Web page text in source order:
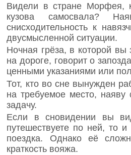
Видели в стране Морфея,
кузова самосвала?
снисходительность к
двусмысленной ситуации.
Ночная грёза, в которой
на дороге, говорит о
ценными указаниями или
Тот, кто во сне вынужден
на требуемое место,
задачу.
Если в сновидении вы
путешествуете по ней, то
поездка. Однако её
краткость вояжа.